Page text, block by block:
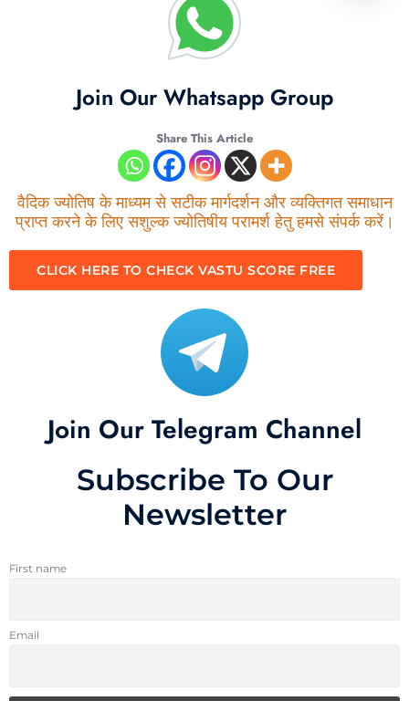
Join Our Whatsapp Group
Share This Article
वैदिक ज्योतिष के माध्यम से सटीक मार्गदर्शन और व्यक्तिगत समाधान
प्राप्त करने के लिए सशुल्क ज्योतिषीय परामर्श हेतु हमसे संपर्क करें।
CLICK HERE TO CHECK VASTU SCORE FREE
Join Our Telegram Channel
Subscribe To Our
Newsletter
First name
Email